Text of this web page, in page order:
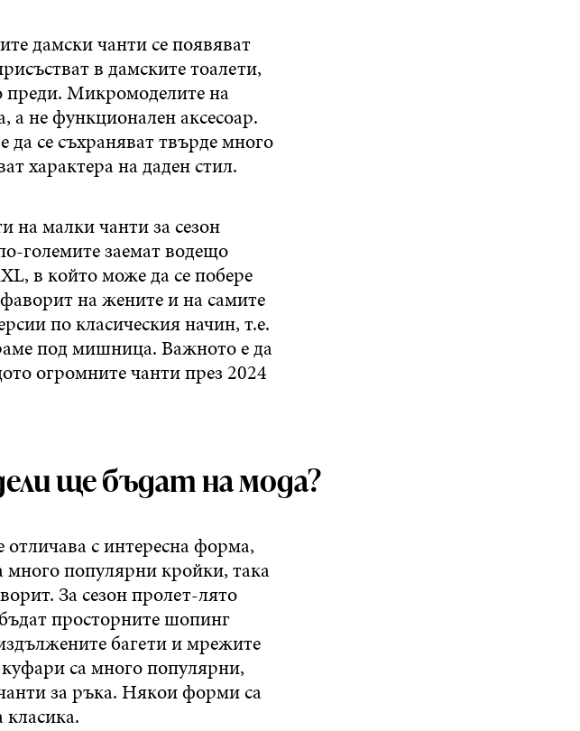
дамски чанти се появяват
в дамските тоалети,
преди. Микромоделите на
а не функционален аксесоар.
се съхраняват твърде много
характера на даден стил.
малки чанти за сезон
големите заемат водещо
в който може да се побере
на жените и на самите
по класическия начин, т.е.
под мишница. Важното е да
огромните чанти през 2024
ще бъдат на мода?
отличава с интересна форма,
популярни кройки, така
За сезон пролет-лято
просторните шопинг
багети и мрежите
са много популярни,
за ръка. Някои форми са